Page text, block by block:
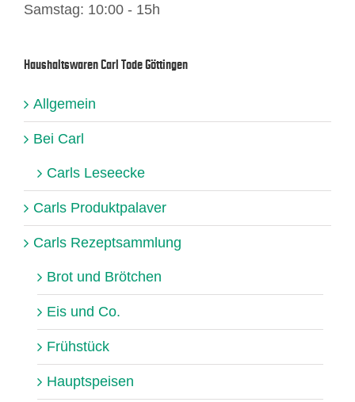
Samstag: 10:00 - 15h
Haushaltswaren Carl Tode Göttingen
Allgemein
Bei Carl
Carls Leseecke
Carls Produktpalaver
Carls Rezeptsammlung
Brot und Brötchen
Eis und Co.
Frühstück
Hauptspeisen